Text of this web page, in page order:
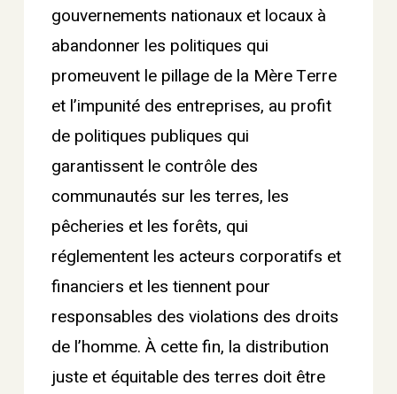
gouvernements nationaux et locaux à
abandonner les politiques qui
promeuvent le pillage de la Mère Terre
et l’impunité des entreprises, au profit
de politiques publiques qui
garantissent le contrôle des
communautés sur les terres, les
pêcheries et les forêts, qui
réglementent les acteurs corporatifs et
financiers et les tiennent pour
responsables des violations des droits
de l’homme. À cette fin, la distribution
juste et équitable des terres doit être